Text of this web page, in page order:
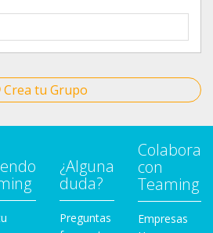
Crea tu Grupo
¿Alguna
duda?
Preguntas
Colabora
con
Teaming
Empresas